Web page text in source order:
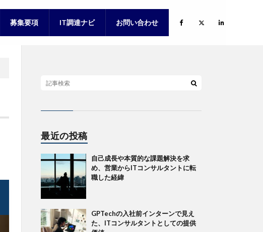
募集要項 IT調達ナビ お問い合わせ
最近の投稿
自己成長や本質的な課題解決を求
め、営業からITコンサルタントに転
職した経緯
GPTechの入社前インターンで見え
た、ITコンサルタントとしての提供